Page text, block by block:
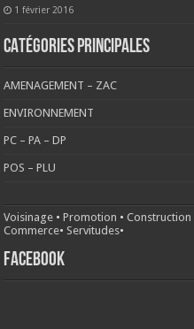
1 février 2016
CATÉGORIES PRINCIPALES
AMENAGEMENT – ZAC
ENVIRONNEMENT
PC – PA – DP
POS – PLU
Voisinage •Promotion •Construction
Commerce• Servitudes•
FACEBOOK